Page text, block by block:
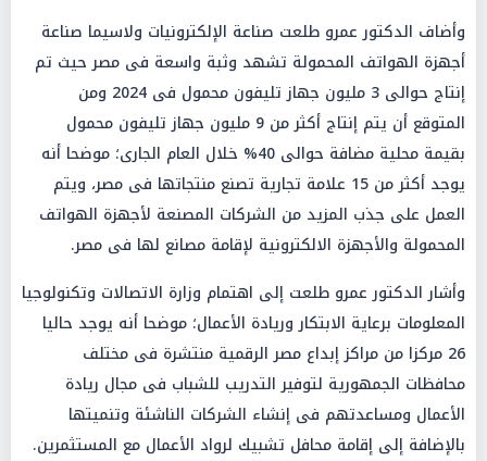
وأضاف الدكتور عمرو طلعت صناعة الإلكترونيات ولاسيما صناعة
أجهزة الهواتف المحمولة تشهد وثبة واسعة فى مصر حيث تم
إنتاج حوالى 3 مليون جهاز تليفون محمول فى 2024 ومن
المتوقع أن يتم إنتاج أكثر من 9 مليون جهاز تليفون محمول
بقيمة محلية مضافة حوالى 40% خلال العام الجارى؛ موضحا أنه
يوجد أكثر من 15 علامة تجارية تصنع منتجاتها فى مصر، ويتم
العمل على جذب المزيد من الشركات المصنعة لأجهزة الهواتف
المحمولة والأجهزة الالكترونية لإقامة مصانع لها فى مصر.
وأشار الدكتور عمرو طلعت إلى اهتمام وزارة الاتصالات وتكنولوجيا
المعلومات برعاية الابتكار وريادة الأعمال؛ موضحا أنه يوجد حاليا
26 مركزا من مراكز إبداع مصر الرقمية منتشرة فى مختلف
محافظات الجمهورية لتوفير التدريب للشباب فى مجال ريادة
الأعمال ومساعدتهم فى إنشاء الشركات الناشئة وتنميتها
بالإضافة إلى إقامة محافل تشبيك لرواد الأعمال مع المستثمرين.